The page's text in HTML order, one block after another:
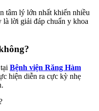
tâm lý lớn nhất khiến nhiều
lời giải đáp chuẩn y khoa
Bệnh viện Răng Hàm
hiện diễn ra cực kỳ nhẹ